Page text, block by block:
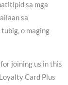
sa mga
sa
o maging
joining us in this
Card Plus